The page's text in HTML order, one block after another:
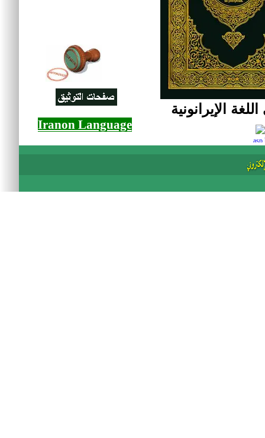
asp
Iranon Language
الإيرانونية